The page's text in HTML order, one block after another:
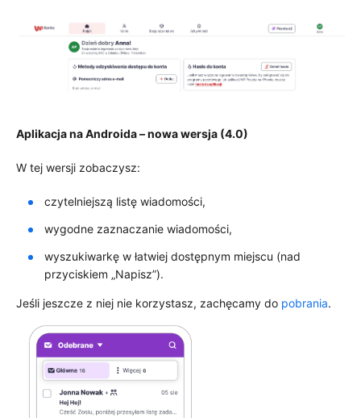
Aplikacja na Androida – nowa wersja (4.0)
W tej wersji zobaczysz:
czytelniejszą listę wiadomości,
wygodne zaznaczanie wiadomości,
wyszukiwarkę w łatwiej dostępnym miejscu (nad
przyciskiem „Napisz”).
Jeśli jeszcze z niej nie korzystasz, zachęcamy do pobrania.